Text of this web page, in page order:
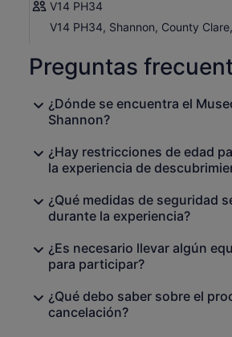
V14 PH34
V14 PH34, Shannon, County
Preguntas
¿Dónde se encuentra el
Shannon?
¿Hay restricciones de edad
la experiencia de
¿Qué medidas de seguridad
durante la experiencia?
¿Es necesario llevar algún
para participar?
¿Qué debo saber sobre el
cancelación?